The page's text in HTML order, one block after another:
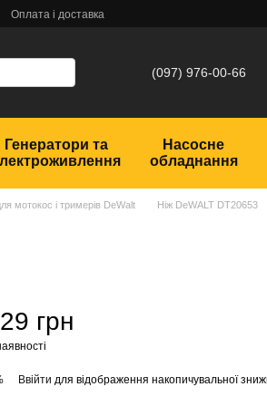
Оплата і доставка
(097) 976-00-66
Генератори та
Насосне
обладнання
мотокос і тримерів DeWalt Ніж DeWALT DT20653
грн
Ввійти для відображення накопичувальної